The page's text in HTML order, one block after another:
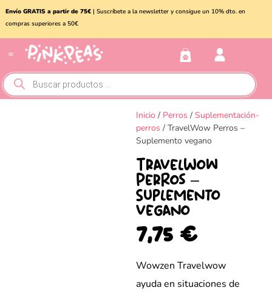
Envío GRATIS a partir de 75€| Suscríbete a la newsletter y consigue un 10% dto. en
compras superiores a 50€
Inicio / Perros / Suplementación-
perros / TravelWow Perros –
Suplemento vegano
TravelWow
Perros –
Suplemento
vegano
7,75 €
Wowzen Travelwow
ayuda en situaciones de